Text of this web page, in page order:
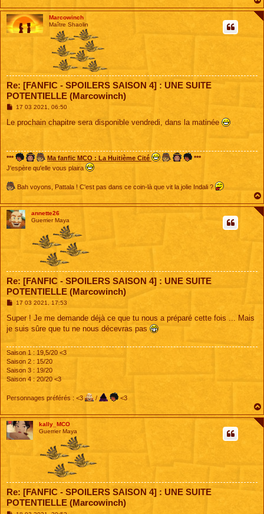
Marcowinch
Maître Shaolin
Re: [FANFIC - SPOILERS SAISON 4] : UNE SUITE
POTENTIELLE (Marcowinch)
M
s
17 03 2021, 06:50
Le prochain chapitre sera disponible vendredi, dans la matinée
*** Ma fanfic MCO : La Huitième Cité
***
J'espère qu'elle vous plaira
Bah voyons, Pattala ! C'est pas dans ce coin-là que vit la jolie Indali ?
annette26
Guerrier Maya
Re: [FANFIC - SPOILERS SAISON 4] : UNE SUITE
POTENTIELLE (Marcowinch)
M
s
s
a
17 03 2021, 17:53
Super ! Je me demande déjà ce que tu nous a préparé cette fois ... Mais
je suis sûre que tu ne nous décevras pas
Saison 1 : 19,5/20 <3
Saison 2 : 15/20
Saison 3 : 19/20
Saison 4 : 20/20 <3
Personnages préférés : <3 / <3
kally_MCO
Guerrier Maya
Re: [FANFIC - SPOILERS SAISON 4] : UNE SUITE
POTENTIELLE (Marcowinch)